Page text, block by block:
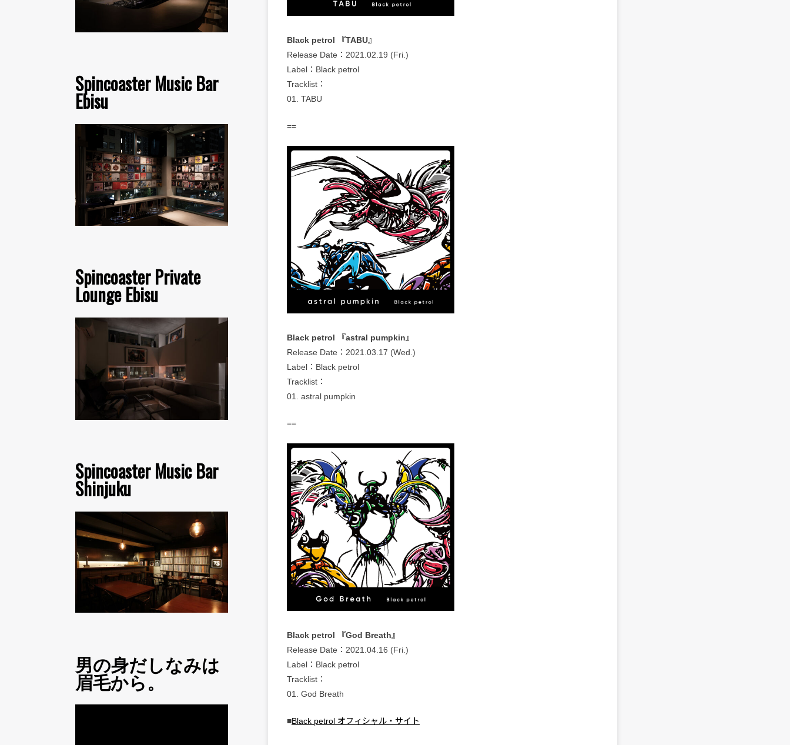
Spincoaster Music Bar
Ebisu
Spincoaster Private
Lounge Ebisu
Spincoaster Music Bar
Shinjuku
男の身だしなみは
眉毛から。
Black petrol 『TABU』
Release Date：2021.02.19 (Fri.)
Label：Black petrol
Tracklist：
01. TABU
==
Black petrol 『astral pumpkin』
Release Date：2021.03.17 (Wed.)
Label：Black petrol
Tracklist：
01. astral pumpkin
==
Black petrol 『God Breath』
Release Date：2021.04.16 (Fri.)
Label：Black petrol
Tracklist：
01. God Breath
■Black petrol オフィシャル・サイト